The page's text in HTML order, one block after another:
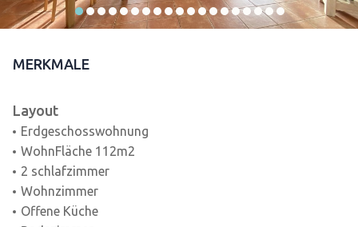
MERKMALE
Layout
Erdgeschosswohnung
WohnFläche 112m2
2 schlafzimmer
Wohnzimmer
Offene Küche